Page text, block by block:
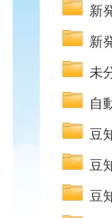
新
新
未
自
豆
豆
豆